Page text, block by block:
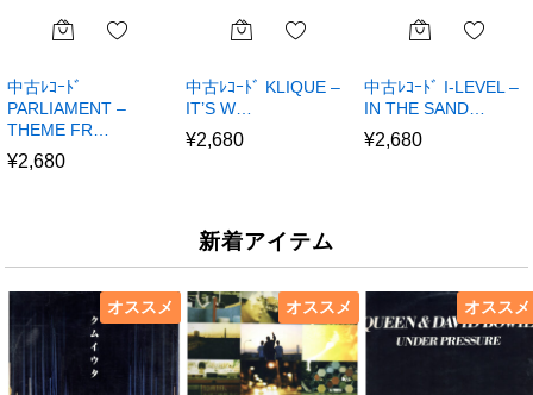
中古ﾚｺｰﾄﾞ
PARLIAMENT –
THEME FR…
¥2,680
中古ﾚｺｰﾄﾞ KLIQUE –
IT’S W…
¥2,680
中古ﾚｺｰﾄﾞ I-LEVEL –
IN THE SAND…
¥2,680
新着アイテム
オススメ オススメ オススメ